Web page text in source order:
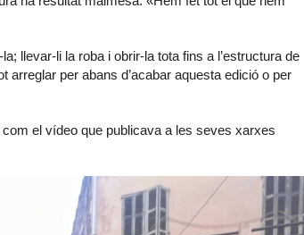
llevar-li la roba i obrir-la tota fins a l’estructura de
arreglar per abans d’acabar aquesta edició o per
el vídeo que publicava a les seves xarxes